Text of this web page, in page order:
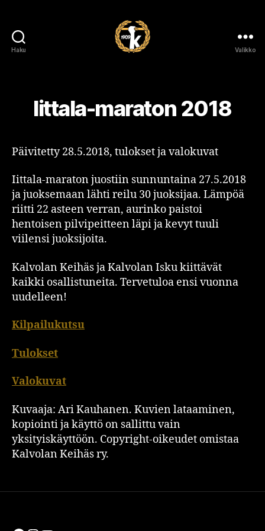
Haku Valikko
Iittala-maraton 2018
Päivitetty 28.5.2018, tulokset ja valokuvat
Iittala-maraton juostiin sunnuntaina 27.5.2018
ja juoksemaan lähti reilu 30 juoksijaa. Lämpöä
riitti 22 asteen verran, aurinko paistoi
hentoisen pilvipeitteen läpi ja kevyt tuuli
viilensi juoksijoita.
Kalvolan Keihäs ja Kalvolan Isku kiittävät
kaikki osallistuneita. Tervetuloa ensi vuonna
uudelleen!
Kilpailukutsu
Tulokset
Valokuvat
Kuvaaja: Ari Kauhanen. Kuvien lataaminen,
kopiointi ja käyttö on sallittu vain
yksityiskäyttöön. Copyright-oikeudet omistaa
Kalvolan Keihäs ry.